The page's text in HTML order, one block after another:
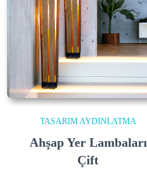
TASARIM AYDINLATMA
Ahşap Yer Lambaları
Çift